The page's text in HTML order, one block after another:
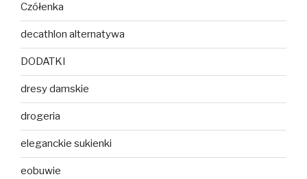
Czółenka
decathlon alternatywa
DODATKI
dresy damskie
drogeria
eleganckie sukienki
eobuwie